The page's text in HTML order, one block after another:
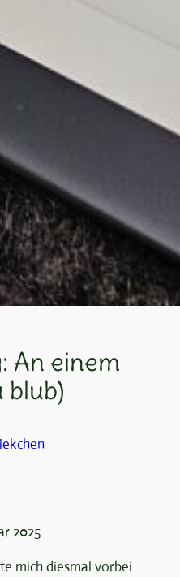
An einem
blub)
2025
mich diesmal vorbei